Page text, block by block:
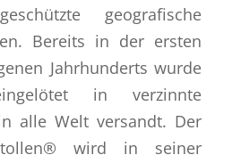
geografische
Bereits in der ersten
Jahrhunderts wurde
in verzinnte
alle Welt versandt. Der
wird in seiner